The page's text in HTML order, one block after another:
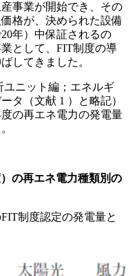
事業が開始でき、その
格が、決められた設備
年）中保証されるの
として、FIT制度の導
してきました。
ユニット編；エネルギ
タ（文献 1 ）と略記）
の再エネ電力の発電量
の再エネ電力種類別の
制度認定の発電量と